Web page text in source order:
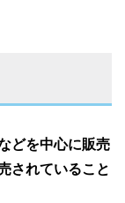
どを中心に販売
されていること